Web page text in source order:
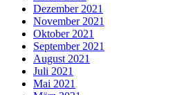
Dezember 2021
November 2021
Oktober 2021
September 2021
August 2021
Juli 2021
Mai 2021